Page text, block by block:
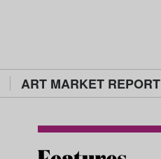
ART MARKET REPORT